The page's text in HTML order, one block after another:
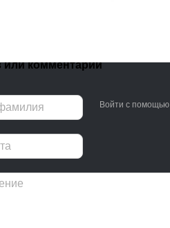
комментарий
Войти с помощью